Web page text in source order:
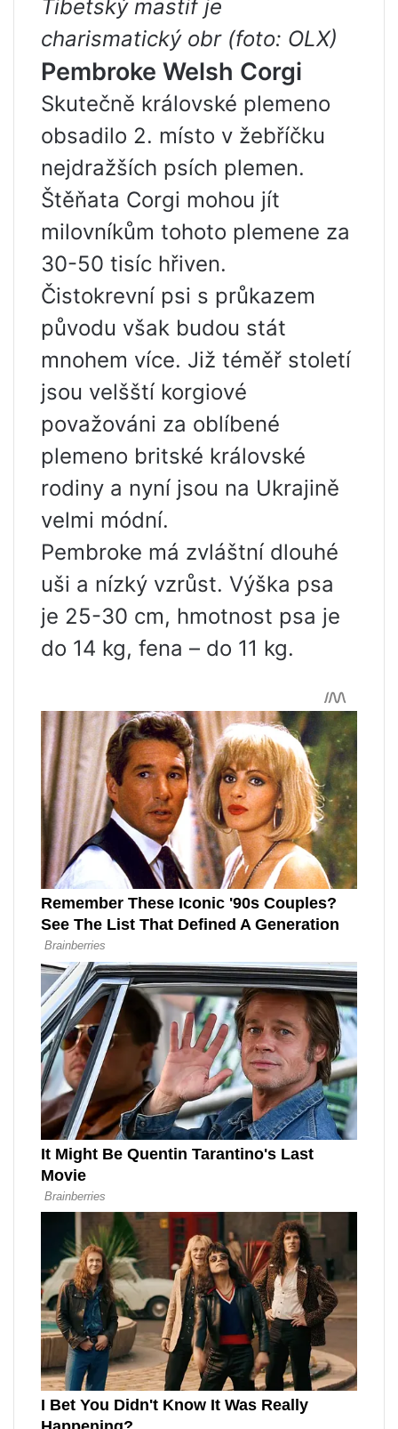
Tibetský mastif je
charismatický obr (foto: OLX)
Pembroke Welsh Corgi
Skutečně královské plemeno
obsadilo 2. místo v žebříčku
nejdražších psích plemen.
Štěňata Corgi mohou jít
milovníkům tohoto plemene za
30-50 tisíc hřiven.
Čistokrevní psi s průkazem
původu však budou stát
mnohem více. Již téměř století
jsou velšští korgiové
považováni za oblíbené
plemeno britské královské
rodiny a nyní jsou na Ukrajině
velmi módní.
Pembroke má zvláštní dlouhé
uši a nízký vzrůst. Výška psa
je 25-30 cm, hmotnost psa je
do 14 kg, fena – do 11 kg.